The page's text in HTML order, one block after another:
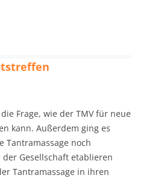
Frage, wie der TMV für neue
kann. Außerdem ging es
Tantramassage noch
Gesellschaft etablieren
Tantramassage in ihren